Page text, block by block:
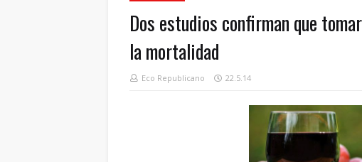
Dos estudios confirman que
la mortalidad
Eco Republicano 22.5.14